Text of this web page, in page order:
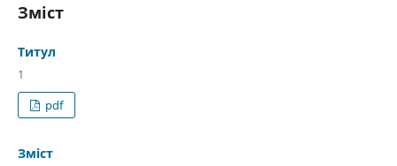
Зміст
Титул
1
pdf
Зміст